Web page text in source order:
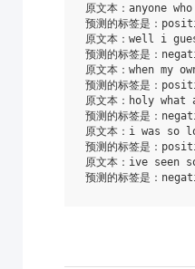
原文本：anyone
预测的标签是：
原文本：well i
预测的标签是：
原文本：when
预测的标签是：
原文本：holy
预测的标签是：
原文本：i was
预测的标签是：
原文本：ive